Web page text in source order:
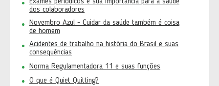
dos colaboradores
Novembro Azul - Cuidar da saúde também é coisa
de homem
Acidentes de trabalho na história do Brasil e suas
consequências
Norma Regulamentadora 11 e suas funções
O que é Quiet Quitting?